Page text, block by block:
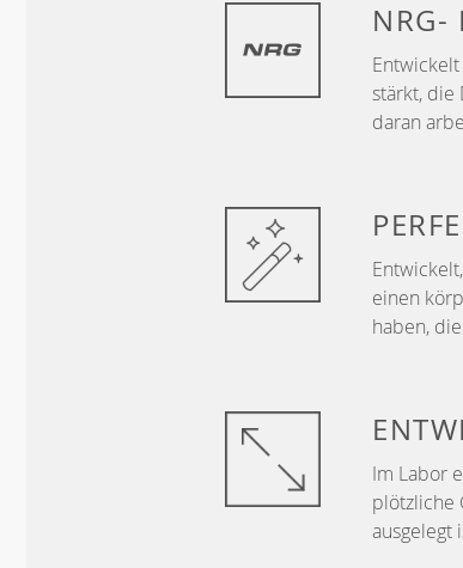
NRG-
stärkt, die
daran
einen
haben,
Im Labor
plötzliche
ausgelegt